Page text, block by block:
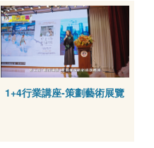
1+4行業講座-策劃藝術展覽